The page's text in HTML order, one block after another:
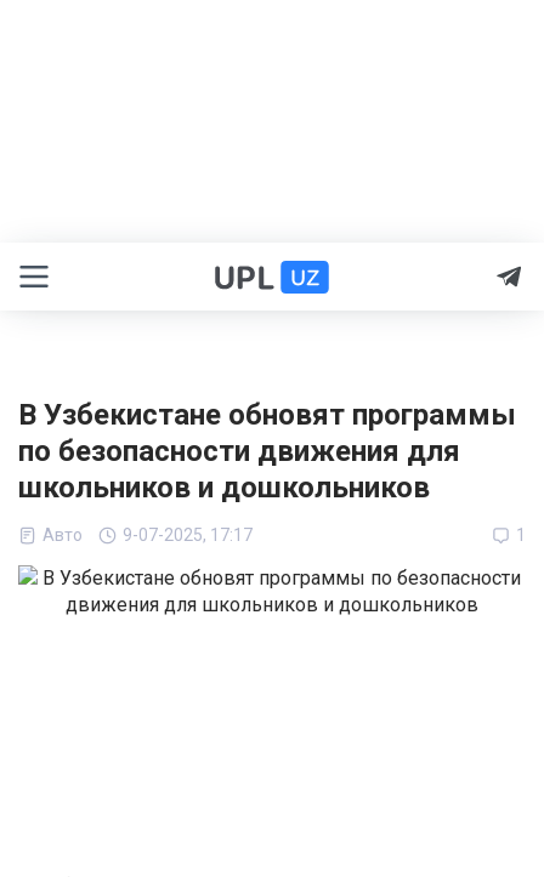
В Узбекистане обновят программы
по безопасности движения для
школьников и дошкольников
Авто 9-07-2025, 17:17 1